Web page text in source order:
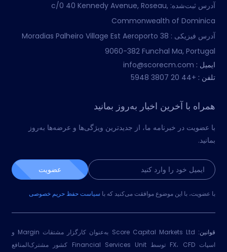
آدرس ثبت‌شده: c/0 40 Kennedy Avenue, Roseau,
Commonwealth of Dominica
آدرس فیزیکی : Moradias Palheiro Village Est Aeroporto 38
9060-382 Funchal Ma, Portugal
ایمیل :
تلفن : +44 20 3807 5948
همراه با آخرین اخبار به‌روز بمانید
با عضویت در خبرنامه ما، از جدیدترین ویژگی‌ها و عرضه‌ها به‌روز
بمانید.
عضویت
با عضویت، با این موضوع موافقت می‌کنید که با سیاست حفظ حریم خصوصی
قوانین:
Score Capital Markets Ltd به‌عنوان کارگزار مشتقات Margin و
اسپات FX، CFD توسط Financial Services Unit کشور مشترک‌المنافع